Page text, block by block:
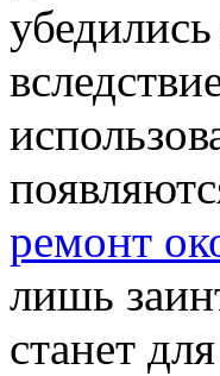
ремонт
лишь
станет